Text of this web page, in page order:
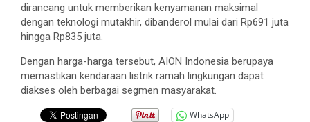
dirancang untuk memberikan kenyamanan maksimal
dengan teknologi mutakhir, dibanderol mulai dari Rp691 juta
hingga Rp835 juta.
Dengan harga-harga tersebut, AION Indonesia berupaya
memastikan kendaraan listrik ramah lingkungan dapat
diakses oleh berbagai segmen masyarakat.
WhatsApp